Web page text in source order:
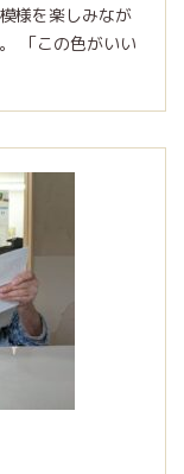
様を楽しみなが
「この色がいい